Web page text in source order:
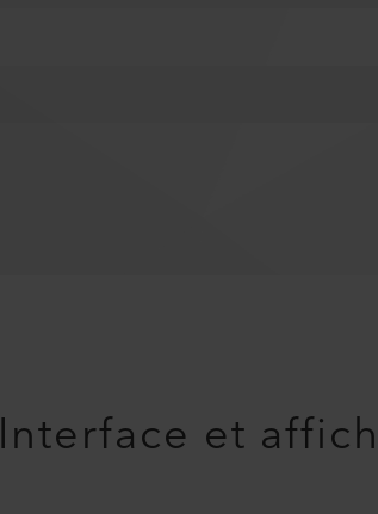
Interface et